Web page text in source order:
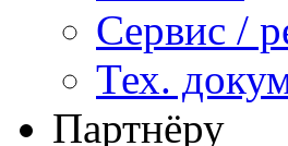
Сервис /
Тех.
Партнёру